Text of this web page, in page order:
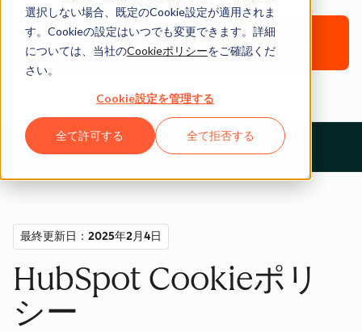
選択しない場合、既定のCookie設定が適用されま
す。Cookieの設定はいつでも変更できます。詳細
については、当社のCookieポリシーをご確認くだ
さい。
Cookie設定を管理する
全て許可する 全て拒否する
リーガルセンターのホームページに戻る
Menu
最終更新日：2025年2月4日
HubSpot Cookieポリ
シー